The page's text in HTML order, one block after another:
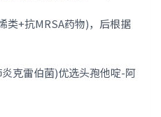
类+抗MRSA药物)，后根据
克雷伯菌)优选头孢他啶-阿